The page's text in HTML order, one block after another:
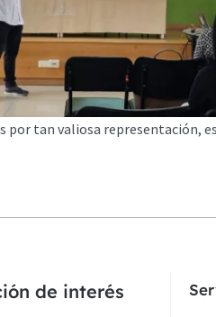
por tan valiosa representación,
de interés